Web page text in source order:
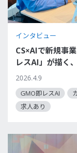
インタビュー
CS×AIで新規事
レスAI」が描く
2026.4.9
GMO即レスAI
求人あり